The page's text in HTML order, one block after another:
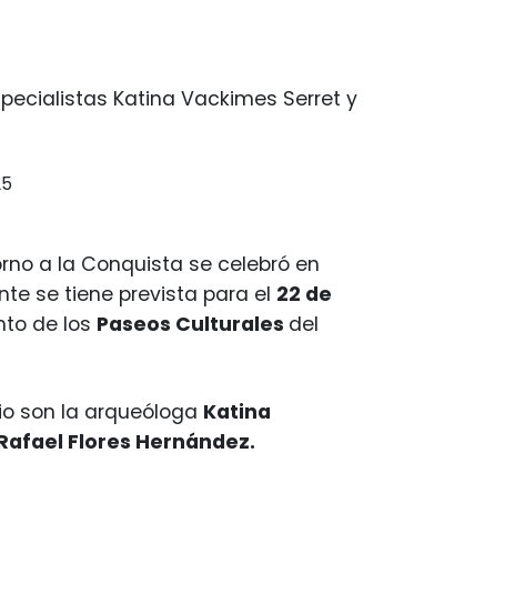
Katina Vackimes Serret y
a la Conquista se celebró en
se tiene prevista para el 22 de
de los Paseos Culturales del
son la arqueóloga Katina
Flores Hernández.